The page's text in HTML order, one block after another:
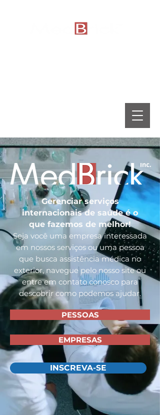
Gerenciar serviços
internacionais de saúde é o
que fazemos de melhor!
Seja você uma empresa interessada
em nossos serviços ou uma pessoa
que busca assistência médica no
exterior, navegue pelo nosso site ou
entre em contato conosco para
descobrir como podemos ajudar.
PESSOAS
EMPRESAS
INSCREVA-SE